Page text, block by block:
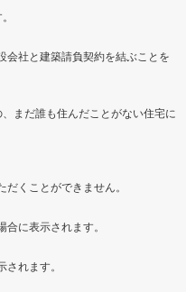
摩市
村市
東京市
会社と建築請負契約を結ぶことを
まだ誰も住んだことがない住宅に
くことができません。
に表示されます。
れます。